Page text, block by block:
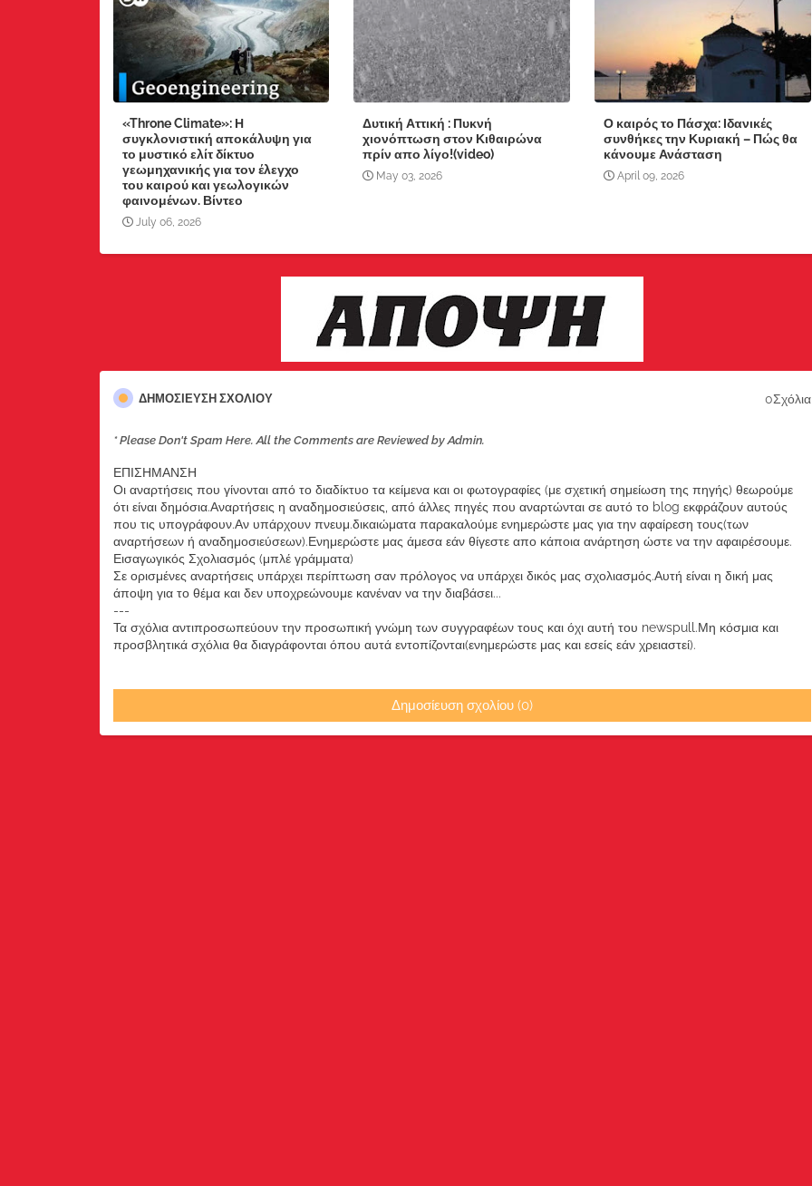
«Throne Climate»: Η
συγκλονιστική αποκάλυψη για
το μυστικό ελίτ δίκτυο
γεωμηχανικής για τον έλεγχο
του καιρού και γεωλογικών
φαινομένων. Βίντεο
July 06, 2026
Δυτική Αττική : Πυκνή
χιονόπτωση στον Κιθαιρώνα
πρίν απο λίγο!(video)
May 03, 2026
Ο καιρός το Πάσχα: Ιδανικές
συνθήκες την Κυριακή – Πώς θα
κάνουμε Ανάσταση
April 09, 2026
ΔΗΜΟΣΊΕΥΣΗ ΣΧΟΛΊΟΥ 0Σχόλια
* Please Don't Spam Here. All the Comments are Reviewed by Admin.
ΕΠΙΣΗΜΑΝΣΗ
Οι αναρτήσεις που γίνονται από το διαδίκτυο τα κείμενα και οι φωτογραφίες (με σχετική σημείωση της πηγής) θεωρούμε
ότι είναι δημόσια.Αναρτήσεις η αναδημοσιεύσεις, από άλλες πηγές που αναρτώνται σε αυτό το blog εκφράζουν αυτούς
που τις υπογράφουν.Αν υπάρχουν πνευμ.δικαιώματα παρακαλούμε ενημερώστε μας για την αφαίρεση τους(των
αναρτήσεων ή αναδημοσιεύσεων).Ενημερώστε μας άμεσα εάν θίγεστε απο κάποια ανάρτηση ώστε να την αφαιρέσουμε.
Εισαγωγικός Σχολιασμός (μπλέ γράμματα)
Σε ορισμένες αναρτήσεις υπάρχει περίπτωση σαν πρόλογος να υπάρχει δικός μας σχολιασμός.Αυτή είναι η δική μας
άποψη για το θέμα και δεν υποχρεώνουμε κανέναν να την διαβάσει...
---
Τα σχόλια αντιπροσωπεύουν την προσωπική γνώμη των συγγραφέων τους και όχι αυτή του newspull.Μη κόσμια και
προσβλητικά σχόλια θα διαγράφονται όπου αυτά εντοπίζονται(ενημερώστε μας και εσείς εάν χρειαστεί).
Δημοσίευση σχολίου (0)